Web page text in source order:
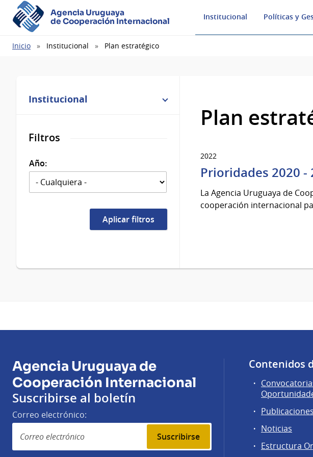
Agencia Uruguaya
de Cooperación Internacional
Institucional Políticas y
Ruta
Inicio Institucional Plan estratégico
Institucional
Filtros
Año:
Plan
2022
Prioridades 2020 -
La Agencia Uruguaya de
cooperación internacional
Agencia Uruguaya de
Cooperación Internacional
Suscribirse al boletín
Correo electrónico:
Suscribirse
Contenidos
Publicaciones
Noticias
Estructura